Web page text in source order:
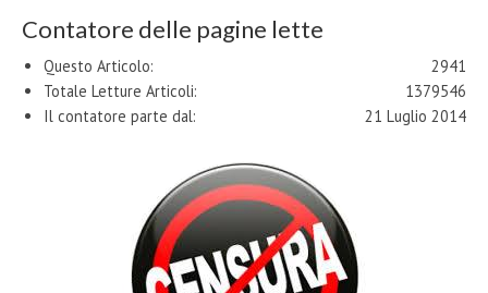
Contatore delle pagine lette
2941
Questo Articolo:
1379546
Totale Letture Articoli:
21 Luglio 2014
Il contatore parte dal: